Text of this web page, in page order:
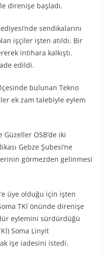
direnişe başladı.
sendikalarını
işçiler işten atıldı. Bir
intihara kalkıştı.
edildi.
bulunan Tekno
ek zam talebiyle eylem
Güzeller OSB’de iki
Gebze Şubesi’ne
görmezden gelinmesi
üye olduğu için işten
TKİ önünde direnişe
eylemini sürdürdüğü
Soma Linyit
işe iadesini istedi.